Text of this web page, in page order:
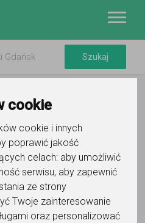
cookie
cookie i innych
poprawić jakość
celach: aby umożliwić
serwisu, aby zapewnić
ze strony
Twoje zainteresowanie
oraz personalizować